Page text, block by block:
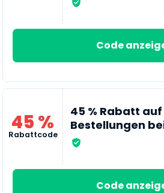
Code
45 %
Rabattcode
45 % Rabatt
Bestellungen
Code